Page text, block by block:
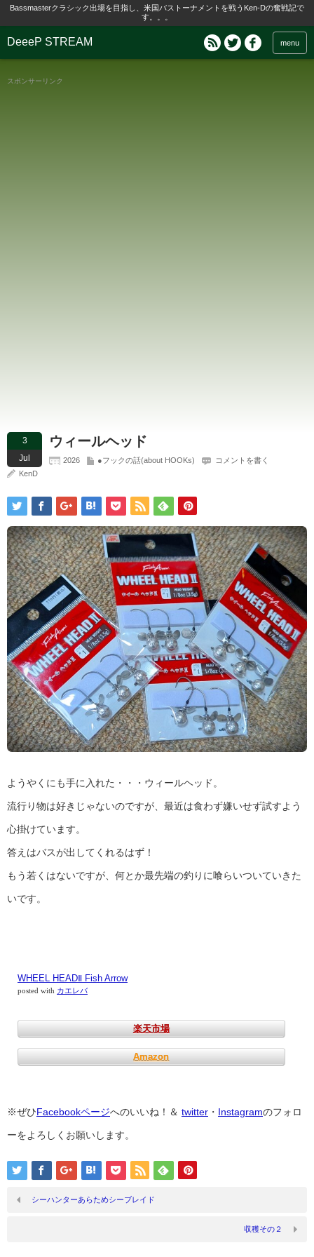
Bassmasterクラシック出場を目指し、米国バストーナメントを戦うKen-Dの奮戦記で
す。。。
DeeeP STREAM menu
スポンサーリンク
3
Jul
ウィールヘッド
2026 ●フックの話(about HOOKs)
コメントを書く
KenD
ようやくにも手に入れた・・・ウィールヘッド。
流行り物は好きじゃないのですが、最近は食わず嫌いせず試すよう
心掛けています。
答えはバスが出してくれるはず！
もう若くはないですが、何とか最先端の釣りに喰らいついていきた
いです。
WHEEL HEADⅡ Fish Arrow
posted with カエレバ
楽天市場
Amazon
※ぜひFacebookページへのいいね！＆ twitter ・ Instagramのフォロ
ーをよろしくお願いします。
シーハンターあらためシーブレイド
収穫その２